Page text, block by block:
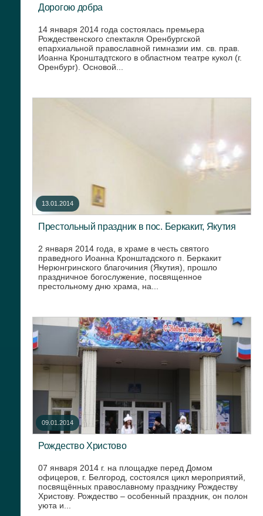
Дорогою добра
14 января 2014 года состоялась премьера
Рождественского спектакля Оренбургской
епархиальной православной гимназии им. св. прав.
Иоанна Кронштадтского в областном театре кукол (г.
Оренбург). Основой...
13.01.2014
Престольный праздник в пос. Беркакит, Якутия
2 января 2014 года, в храме в честь святого
праведного Иоанна Кронштадского п. Беркакит
Нерюнгринского благочиния (Якутия), прошло
праздничное богослужение, посвященное
престольному дню храма, на...
09.01.2014
Рождество Христово
07 января 2014 г. на площадке перед Домом
офицеров, г. Белгород, состоялся цикл мероприятий,
посвящённых православному празднику Рождеству
Христову. Рождество – особенный праздник, он полон
уюта и...